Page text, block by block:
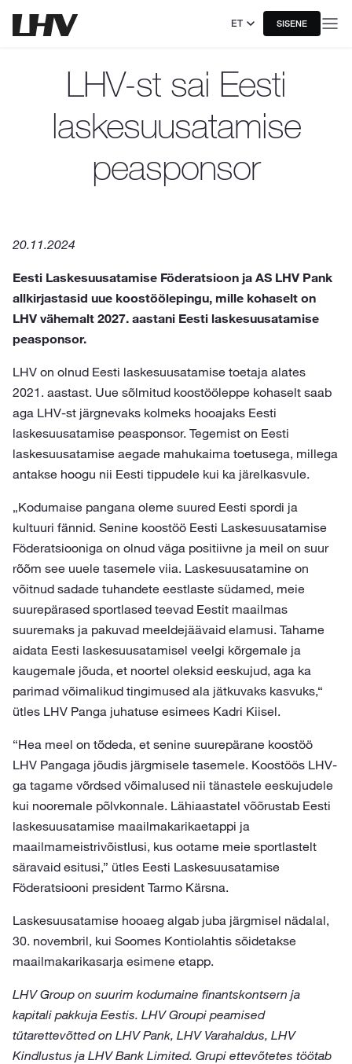
ET SISENE
LHV-st sai Eesti
laskesuusatamise
peasponsor
20.11.2024
Eesti Laskesuusatamise Föderatsioon ja AS LHV Pank
allkirjastasid uue koostöölepingu, mille kohaselt on
LHV vähemalt 2027. aastani Eesti laskesuusatamise
peasponsor.
LHV on olnud Eesti laskesuusatamise toetaja alates
2021. aastast. Uue sõlmitud koostööleppe kohaselt saab
aga LHV-st järgnevaks kolmeks hooajaks Eesti
laskesuusatamise peasponsor. Tegemist on Eesti
laskesuusatamise aegade mahukaima toetusega, millega
antakse hoogu nii Eesti tippudele kui ka järelkasvule.
„Kodumaise pangana oleme suured Eesti spordi ja
kultuuri fännid. Senine koostöö Eesti Laskesuusatamise
Föderatsiooniga on olnud väga positiivne ja meil on suur
rõõm see uuele tasemele viia. Laskesuusatamine on
võitnud sadade tuhandete eestlaste südamed, meie
suurepärased sportlased teevad Eestit maailmas
suuremaks ja pakuvad meeldejäävaid elamusi. Tahame
aidata Eesti laskesuusatamisel veelgi kõrgemale ja
kaugemale jõuda, et noortel oleksid eeskujud, aga ka
parimad võimalikud tingimused ala jätkuvaks kasvuks,“
ütles LHV Panga juhatuse esimees Kadri Kiisel.
“Hea meel on tõdeda, et senine suurepärane koostöö
LHV Pangaga jõudis järgmisele tasemele. Koostöös LHV-
ga tagame võrdsed võimalused nii tänastele eeskujudele
kui nooremale põlvkonnale. Lähiaastatel võõrustab Eesti
laskesuusatamise maailmakarikaetappi ja
maailmameistrivõistlusi, kus ootame meie sportlastelt
säravaid esitusi,” ütles Eesti Laskesuusatamise
Föderatsiooni president Tarmo Kärsna.
Laskesuusatamise hooaeg algab juba järgmisel nädalal,
30. novembril, kui Soomes Kontiolahtis sõidetakse
maailmakarikasarja esimene etapp.
LHV Group on suurim kodumaine finantskontsern ja
kapitali pakkuja Eestis. LHV Groupi peamised
tütarettevõtted on LHV Pank, LHV Varahaldus, LHV
Kindlustus ja LHV Bank Limited. Grupi ettevõtetes töötab